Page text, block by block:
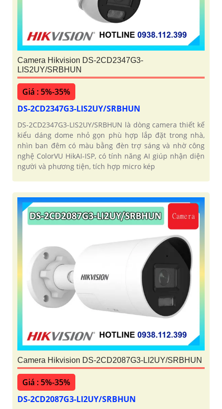
Camera Hikvision DS-2CD2347G3-
LIS2UY/SRBHUN
Giá : 5%-35%
DS-2CD2347G3-LIS2UY/SRBHUN
DS-2CD2347G3-LIS2UY/SRBHUN là dòng camera thiết kế
kiểu dáng dome nhỏ gọn phù hợp lắp đặt trong nhà,
nhìn ban đêm có màu bằng đèn trợ sáng và nhờ công
nghệ ColorVU HikAI-ISP, có tính năng AI giúp nhận diện
người và phương tiện, tích hợp micro kép
Camera Hikvision DS-2CD2087G3-LI2UY/SRBHUN
Giá : 5%-35%
DS-2CD2087G3-LI2UY/SRBHUN